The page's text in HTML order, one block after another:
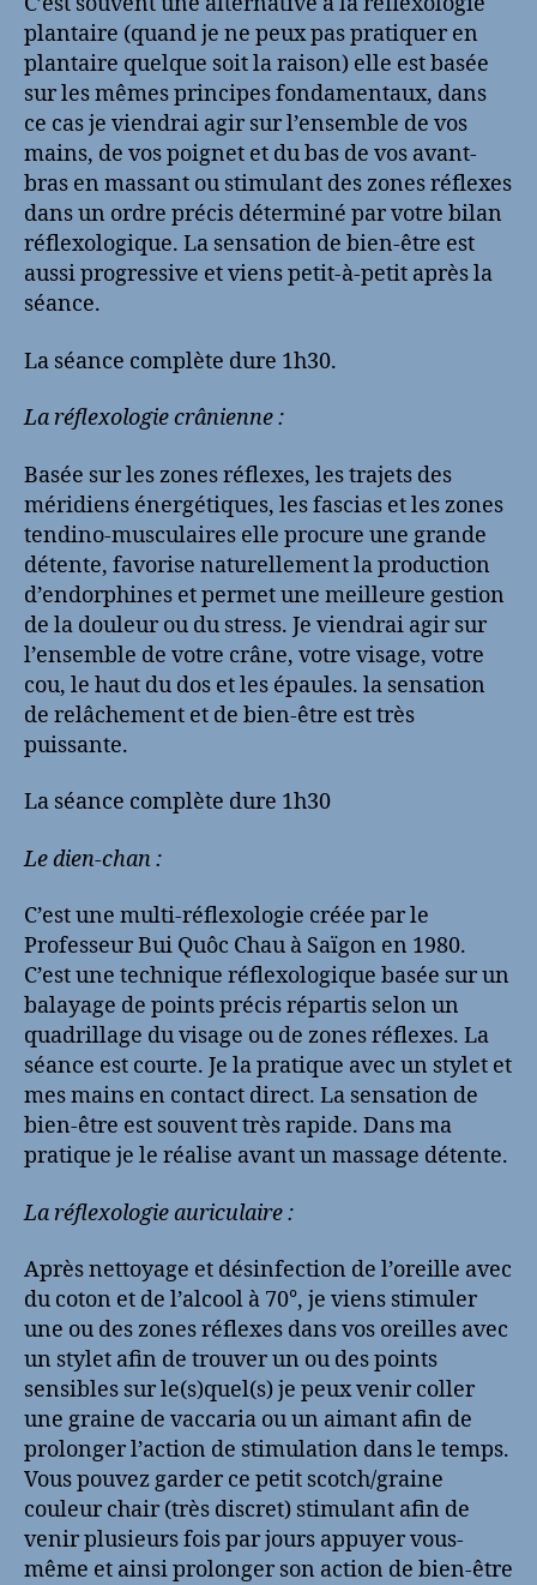
plantaire (quand je ne peux pas pratiquer en
plantaire quelque soit la raison) elle est basée
sur les mêmes principes fondamentaux, dans
ce cas je viendrai agir sur l’ensemble de vos
mains, de vos poignet et du bas de vos avant-
bras en massant ou stimulant des zones réflexes
dans un ordre précis déterminé par votre bilan
réflexologique. La sensation de bien-être est
aussi progressive et viens petit-à-petit après la
séance.
La séance complète dure 1h30.
La réflexologie crânienne :
Basée sur les zones réflexes, les trajets des
méridiens énergétiques, les fascias et les zones
tendino-musculaires elle procure une grande
détente, favorise naturellement la production
d’endorphines et permet une meilleure gestion
de la douleur ou du stress. Je viendrai agir sur
l’ensemble de votre crâne, votre visage, votre
cou, le haut du dos et les épaules. la sensation
de relâchement et de bien-être est très
puissante.
La séance complète dure 1h30
Le dien-chan :
C’est une multi-réflexologie créée par le
Professeur Bui Quôc Chau à Saïgon en 1980.
C’est une technique réflexologique basée sur un
balayage de points précis répartis selon un
quadrillage du visage ou de zones réflexes. La
séance est courte. Je la pratique avec un stylet et
mes mains en contact direct. La sensation de
bien-être est souvent très rapide. Dans ma
pratique je le réalise avant un massage détente.
La réflexologie auriculaire :
Après nettoyage et désinfection de l’oreille avec
du coton et de l’alcool à 70°, je viens stimuler
une ou des zones réflexes dans vos oreilles avec
un stylet afin de trouver un ou des points
sensibles sur le(s)quel(s) je peux venir coller
une graine de vaccaria ou un aimant afin de
prolonger l’action de stimulation dans le temps.
Vous pouvez garder ce petit scotch/graine
couleur chair (très discret) stimulant afin de
venir plusieurs fois par jours appuyer vous-
même et ainsi prolonger son action de bien-être